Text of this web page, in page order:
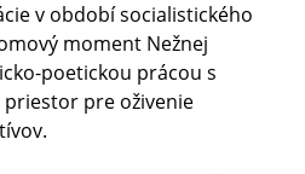
v období socialistického
moment Nežnej
poetickou prácou s
pre oživenie